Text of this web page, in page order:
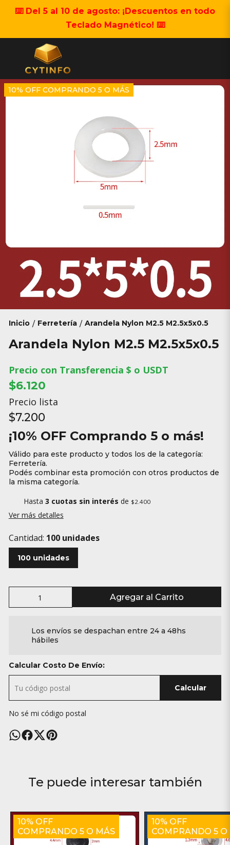
⌨️ Del 5 al 10 de agosto: ¡Descuentos en todo
Teclado Magnético! ⌨️
10% OFF COMPRANDO 5 O MÁS
Inicio / Ferretería / Arandela Nylon M2.5 M2.5x5x0.5
Arandela Nylon M2.5 M2.5x5x0.5
Precio con Transferencia $ o USDT
$6.120
Precio lista
$7.200
¡10% OFF Comprando 5 o más!
Válido para este producto y todos los de la categoría:
Ferretería.
Podés combinar esta promoción con otros productos de
la misma categoría.
Hasta 3 cuotas sin interés de $2.400
Ver más detalles
Cantidad: 100 unidades
100 unidades
Agregar al Carrito
Los envíos se despachan entre 24 a 48hs
hábiles
Calcular Costo De Envío:
Calcular
No sé mi código postal
Te puede interesar también
10% OFF
COMPRANDO 5 O MÁS
10% OFF
COMPRANDO 5 O